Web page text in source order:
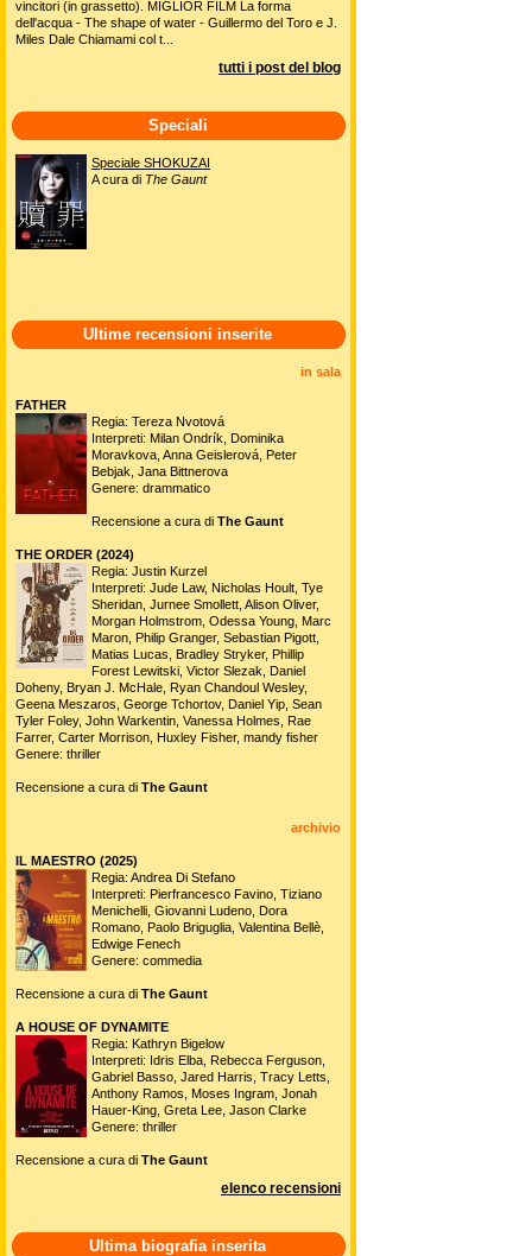
vincitori (in grassetto). MIGLIOR FILM La forma
dell'acqua - The shape of water - Guillermo del Toro e J.
Miles Dale Chiamami col t...
tutti i post del blog
Speciali
Speciale SHOKUZAI
A cura di The Gaunt
Ultime recensioni inserite
in sala
FATHER
Regia: Tereza Nvotová
Interpreti: Milan Ondrík, Dominika
Moravkova, Anna Geislerová, Peter
Bebjak, Jana Bittnerova
Genere: drammatico
Recensione a cura di The Gaunt
THE ORDER (2024)
Regia: Justin Kurzel
Interpreti: Jude Law, Nicholas Hoult, Tye
Sheridan, Jurnee Smollett, Alison Oliver,
Morgan Holmstrom, Odessa Young, Marc
Maron, Philip Granger, Sebastian Pigott,
Matias Lucas, Bradley Stryker, Phillip
Forest Lewitski, Victor Slezak, Daniel
Doheny, Bryan J. McHale, Ryan Chandoul Wesley,
Geena Meszaros, George Tchortov, Daniel Yip, Sean
Tyler Foley, John Warkentin, Vanessa Holmes, Rae
Farrer, Carter Morrison, Huxley Fisher, mandy fisher
Genere: thriller
Recensione a cura di The Gaunt
archivio
IL MAESTRO (2025)
Regia: Andrea Di Stefano
Interpreti: Pierfrancesco Favino, Tiziano
Menichelli, Giovanni Ludeno, Dora
Romano, Paolo Briguglia, Valentina Bellè,
Edwige Fenech
Genere: commedia
Recensione a cura di The Gaunt
A HOUSE OF DYNAMITE
Regia: Kathryn Bigelow
Interpreti: Idris Elba, Rebecca Ferguson,
Gabriel Basso, Jared Harris, Tracy Letts,
Anthony Ramos, Moses Ingram, Jonah
Hauer-King, Greta Lee, Jason Clarke
Genere: thriller
Recensione a cura di The Gaunt
elenco recensioni
Ultima biografia inserita